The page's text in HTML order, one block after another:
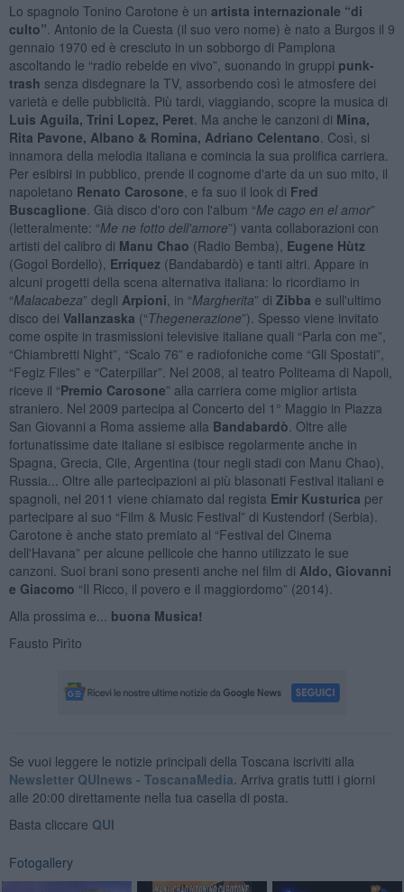
Lo spagnolo Tonino Carotone è un artista internazionale “di
culto” . Antonio de la Cuesta (il suo vero nome) è nato a Burgos il 9
gennaio 1970 ed è cresciuto in un sobborgo di Pamplona
ascoltando le “radio rebelde en vivo”, suonando in gruppi punk-
trash senza disdegnare la TV, assorbendo così le atmosfere dei
varietà e delle pubblicità. Più tardi, viaggiando, scopre la musica di
Luis Aguila, Trini Lopez, Peret . Ma anche le canzoni di Mina,
Rita Pavone, Albano & Romina, Adriano Celentano . Così, si
innamora della melodia italiana e comincia la sua prolifica carriera.
Per esibirsi in pubblico, prende il cognome d'arte da un suo mito, il
napoletano Renato Carosone , e fa suo il look di Fred
Buscaglione . Già disco d'oro con l'album “Me cago en el amor”
(letteralmente: “Me ne fotto dell'amore”) vanta collaborazioni con
artisti del calibro di Manu Chao (Radio Bemba), Eugene Hùtz
(Gogol Bordello), Erriquez (Bandabardò) e tanti altri. Appare in
alcuni progetti della scena alternativa italiana: lo ricordiamo in
“Malacabeza” degli Arpioni , in “Margherita” di Zibba e sull'ultimo
disco dei Vallanzaska (“Thegenerazione”). Spesso viene invitato
come ospite in trasmissioni televisive italiane quali “Parla con me”,
“Chiambretti Night”, “Scalo 76” e radiofoniche come “Gli Spostati”,
“Fegiz Files” e “Caterpillar”. Nel 2008, al teatro Politeama di Napoli,
riceve il “Premio Carosone” alla carriera come miglior artista
straniero. Nel 2009 partecipa al Concerto del 1° Maggio in Piazza
San Giovanni a Roma assieme alla Bandabardò . Oltre alle
fortunatissime date italiane si esibisce regolarmente anche in
Spagna, Grecia, Cile, Argentina (tour negli stadi con Manu Chao),
Russia... Oltre alle partecipazioni ai più blasonati Festival italiani e
spagnoli, nel 2011 viene chiamato dal regista Emir Kusturica per
partecipare al suo “Film & Music Festival” di Kustendorf (Serbia).
Carotone è anche stato premiato al “Festival del Cinema
dell'Havana” per alcune pellicole che hanno utilizzato le sue
canzoni. Suoi brani sono presenti anche nel film di Aldo, Giovanni
e Giacomo “Il Ricco, il povero e il maggiordomo” (2014).
Alla prossima e... buona Musica!
Fausto Pirìto
Se vuoi leggere le notizie principali della Toscana iscriviti alla
Newsletter QUInews - ToscanaMedia. Arriva gratis tutti i giorni
alle 20:00 direttamente nella tua casella di posta.
Basta cliccare QUI
Fotogallery